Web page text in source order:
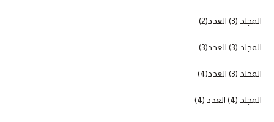
المجلد (3) العدد(2)
المجلد (3) العدد(3)
المجلد (3) العدد(4)
المجلد (4) العدد (4)